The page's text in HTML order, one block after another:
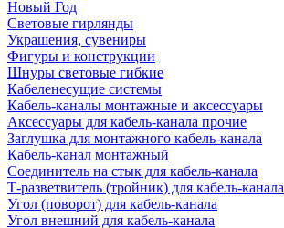
Новый Год
Световые гирлянды
Украшения, сувениры
Фигуры и конструкции
Шнуры световые гибкие
Кабеленесущие системы
Кабель-каналы монтажные и аксессуары
Аксессуары для кабель-канала прочие
Заглушка для монтажного кабель-канала
Кабель-канал монтажный
Соединитель на стык для кабель-канала
Т-разветвитель (тройник) для кабель-канала
Угол (поворот) для кабель-канала
Угол внешний для кабель-канала